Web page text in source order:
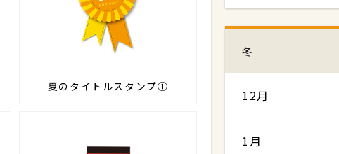
夏のタイトルスタンプ①
冬
12月
1月